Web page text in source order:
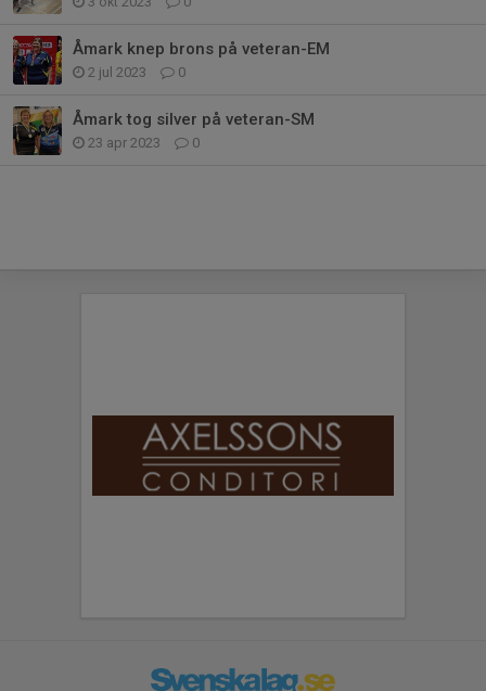
Åmark knep brons på veteran-EM
2 jul 2023 0
Åmark tog silver på veteran-SM
23 apr 2023 0